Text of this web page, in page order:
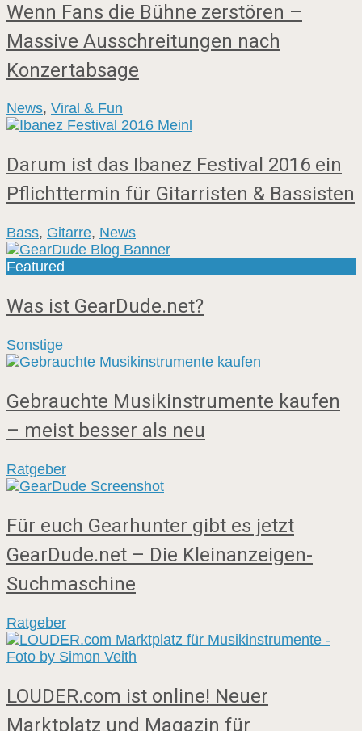
Wenn Fans die Bühne zerstören –
Massive Ausschreitungen nach
Konzertabsage
News, Viral & Fun
Darum ist das Ibanez Festival 2016 ein
Pflichttermin für Gitarristen & Bassisten
Bass, Gitarre, News
Featured
Was ist GearDude.net?
Sonstige
Gebrauchte Musikinstrumente kaufen
– meist besser als neu
Ratgeber
Für euch Gearhunter gibt es jetzt
GearDude.net – Die Kleinanzeigen-
Suchmaschine
Ratgeber
LOUDER.com ist online! Neuer
Marktplatz und Magazin für